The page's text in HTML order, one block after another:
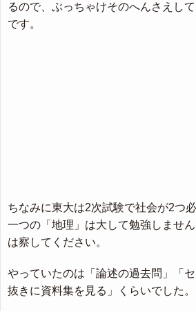
るので、ぶっちゃけそのへんさえし
です。
ちなみに東大は2次試験で社会が2つ
一つの「地理」は大して勉強しませ
は察してください。
やっていたのは「論述の過去問」「
抜きに資料集を見る」くらいでした。